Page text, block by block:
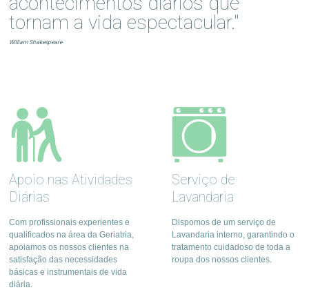
tornam a vida espectacular."
William Shakespeare
Apoio nas Atividades
Diárias
Com profissionais experientes e
qualificados na área da Geriatria,
apoiamos os nossos clientes na
satisfação das necessidades
básicas e instrumentais de vida
diária.
Serviço de
Lavandaria
Dispomos de um serviço de
Lavandaria interno, garantindo o
tratamento cuidadoso de toda a
roupa dos nossos clientes.